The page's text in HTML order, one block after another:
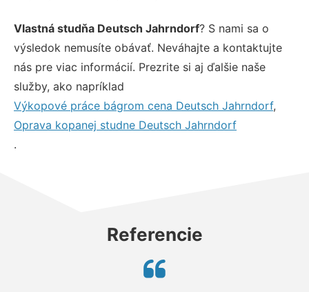
Vlastná studňa Deutsch Jahrndorf? S nami sa o
výsledok nemusíte obávať. Neváhajte a kontaktujte
nás pre viac informácií. Prezrite si aj ďalšie naše
služby, ako napríklad
Výkopové práce bágrom cena Deutsch Jahrndorf,
Oprava kopanej studne Deutsch Jahrndorf
.
Referencie